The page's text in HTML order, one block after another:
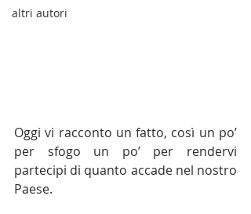
altri autori
Oggi vi racconto un fatto, così un po’
per sfogo un po’ per rendervi
partecipi di quanto accade nel nostro
Paese.